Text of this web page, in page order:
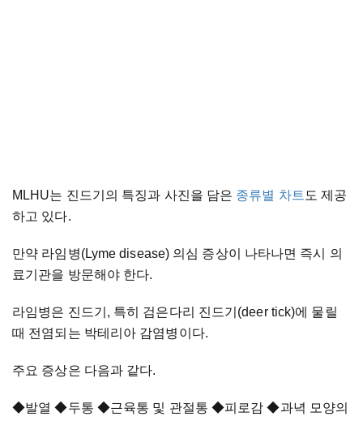
MLHU는 진드기의 특징과 사진을 담은 종류별 차트도 제공
하고 있다.
만약 라임병(Lyme disease) 의심 증상이 나타나면 즉시 의
료기관을 방문해야 한다.
라임병은 진드기, 특히 검은다리 진드기(deer tick)에 물릴
때 전염되는 박테리아 감염병이다.
주요 증상은 다음과 같다.
◆발열 ◆두통 ◆근육통 및 관절통 ◆피로감 ◆과녁 모양의